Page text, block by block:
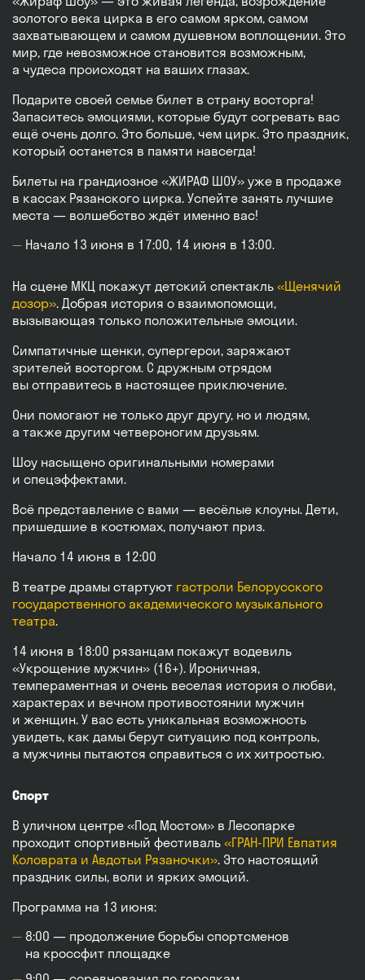
золотого века цирка в его самом ярком, самом
захватывающем и самом душевном воплощении. Это
мир, где невозможное становится возможным,
а чудеса происходят на ваших глазах.
Подарите своей семье билет в страну восторга!
Запаситесь эмоциями, которые будут согревать вас
ещё очень долго. Это больше, чем цирк. Это праздник,
который останется в памяти навсегда!
Билеты на грандиозное «ЖИРАФ ШОУ» уже в продаже
в кассах Рязанского цирка. Успейте занять лучшие
места — волшебство ждёт именно вас!
Начало 13 июня в 17:00, 14 июня в 13:00.
На сцене МКЦ покажут детский спектакль «Щенячий
дозор». Добрая история о взаимопомощи,
вызывающая только положительные эмоции.
Симпатичные щенки, супергерои, заряжают
зрителей восторгом. С дружным отрядом
вы отправитесь в настоящее приключение.
Они помогают не только друг другу, но и людям,
а также другим четвероногим друзьям.
Шоу насыщено оригинальными номерами
и спецэффектами.
Всё представление с вами — весёлые клоуны. Дети,
пришедшие в костюмах, получают приз.
Начало 14 июня в 12:00
В театре драмы стартуют гастроли Белорусского
государственного академического музыкального
театра.
14 июня в 18:00 рязанцам покажут водевиль
«Укрощение мужчин» (16+). Ироничная,
темпераментная и очень веселая история о любви,
характерах и вечном противостоянии мужчин
и женщин. У вас есть уникальная возможность
увидеть, как дамы берут ситуацию под контроль,
а мужчины пытаются справиться с их хитростью.
Спорт
В уличном центре «Под Мостом» в Лесопарке
проходит спортивный фестиваль «ГРАН-ПРИ Евпатия
Коловрата и Авдотьи Рязаночки». Это настоящий
праздник силы, воли и ярких эмоций.
Программа на 13 июня:
8:00 — продолжение борьбы спортсменов
на кроссфит площадке